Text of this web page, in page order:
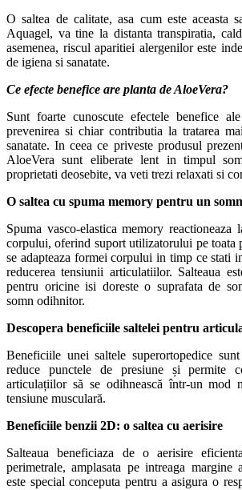
O saltea de calitate, asa cum este aceasta
Aquagel, va tine la distanta transpiratia,
asemenea, riscul aparitiei alergenilor este
de igiena si sanatate.
Ce efecte benefice are planta de AloeVera?
Sunt foarte cunoscute efectele benefice
prevenirea si chiar contributia la tratarea
sanatate. In ceea ce priveste produsul
AloeVera sunt eliberate lent in timpul
proprietati deosebite, va veti trezi relaxati si
O saltea cu spuma memory pentru un
Spuma vasco-elastica memory reactioneaza
corpului, oferind suport utilizatorului pe toata
se adapteaza formei corpului in timp ce stati
reducerea tensiunii articulatiilor. Salteaua
pentru oricine isi doreste o suprafata de
somn odihnitor.
Descopera beneficiile saltelei pentru
Beneficiile unei saltele superortopedice
reduce punctele de presiune și permite
articulațiilor să se odihnească într-un mod
tensiune musculară.
Beneficiile benzii 2D: o saltea cu aerisire
Salteaua beneficiaza de o aerisire
perimetrale, amplasata pe intreaga margine
este special conceputa pentru a asigura o